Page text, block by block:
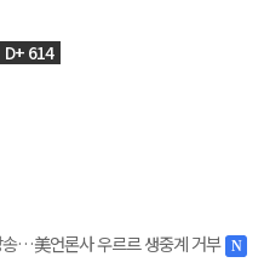
D+ 614
송…美언론사 우르르 생중계 거부 N